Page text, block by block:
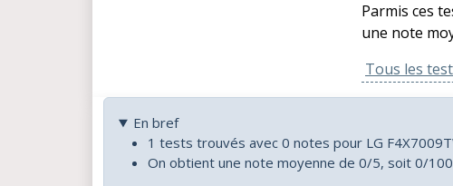
Parmis ces
une note
Tous les
En bref
1 tests trouvés avec 0 notes pour LG
On obtient une note moyenne de 0/5, soit 0/100